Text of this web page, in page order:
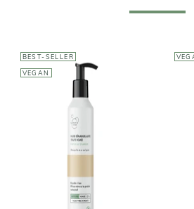
BEST-SELLER
VEGAN
CLÉMENCE &
VIVIEN
Démaquillante
Toute Douce